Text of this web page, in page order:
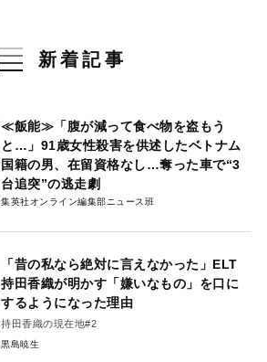
新着記事
≪飯能≫「腹が減って食べ物を盗もう
と…」91歳女性殺害を供述したベトナム
国籍の男、在留資格なし…奪った車で“3
台追突”の逃走劇
集英社オンライン編集部ニュース班
「昔の私なら絶対に言えなかった」ELT
持田香織が明かす「嫌いなもの」を口に
するようになった理由
持田香織の現在地#2
黒島暁生